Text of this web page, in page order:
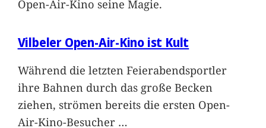
Open-Air-Kino seine Magie.
Vilbeler Open-Air-Kino ist Kult
Während die letzten Feierabendsportler
ihre Bahnen durch das große Becken
ziehen, strömen bereits die ersten Open-
Air-Kino-Besucher …